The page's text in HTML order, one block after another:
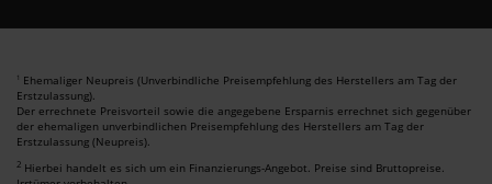
1 Ehemaliger Neupreis (Unverbindliche Preisempfehlung des Herstellers am Tag der
Erstzulassung).
Der errechnete Preisvorteil sowie die angegebene Ersparnis errechnet sich gegenüber
der ehemaligen unverbindlichen Preisempfehlung des Herstellers am Tag der
Erstzulassung (Neupreis).
2 Hierbei handelt es sich um ein Finanzierungs-Angebot. Preise sind Bruttopreise.